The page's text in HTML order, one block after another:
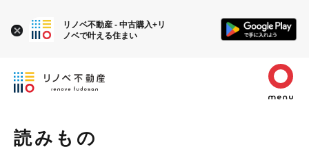
読みもの
リノベ不動産 - 中古購入+リ
ノベで叶える住まい